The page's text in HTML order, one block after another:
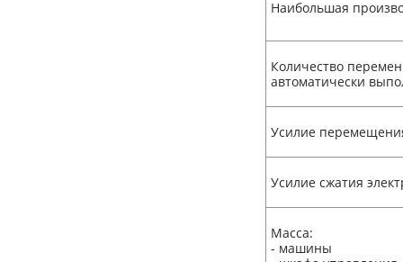
Наибольшая
Количество
автоматически
Усилие
Усилие сжатия
Масса:
- машины